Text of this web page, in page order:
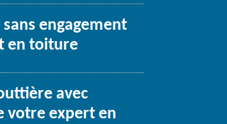
engagement
en toiture
avec
votre expert en